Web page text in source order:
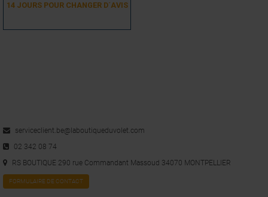
14 JOURS POUR CHANGER D´AVIS
serviceclient.be@laboutiqueduvolet.com
02 342 08 74
RS BOUTIQUE 290 rue Commandant Massoud 34070 MONTPELLIER
FORMULAIRE DE CONTACT